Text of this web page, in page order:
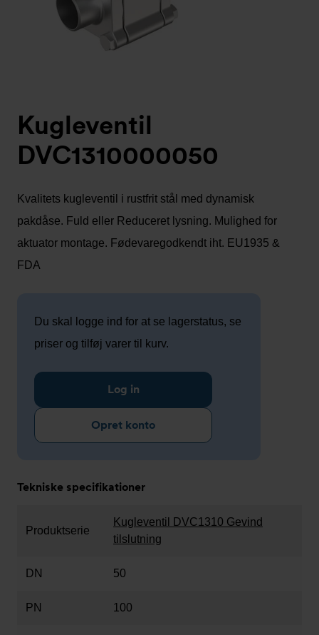
Kugleventil
DVC1310000050
Kvalitets kugleventil i rustfrit stål med dynamisk
pakdåse. Fuld eller Reduceret lysning. Mulighed for
aktuator montage. Fødevaregodkendt iht. EU1935 &
FDA
Du skal logge ind for at se lagerstatus, se
priser og tilføj varer til kurv.
Log in
Opret konto
Tekniske specifikationer
Produktserie
Kugleventil DVC1310 Gevind
tilslutning
DN 50
PN 100